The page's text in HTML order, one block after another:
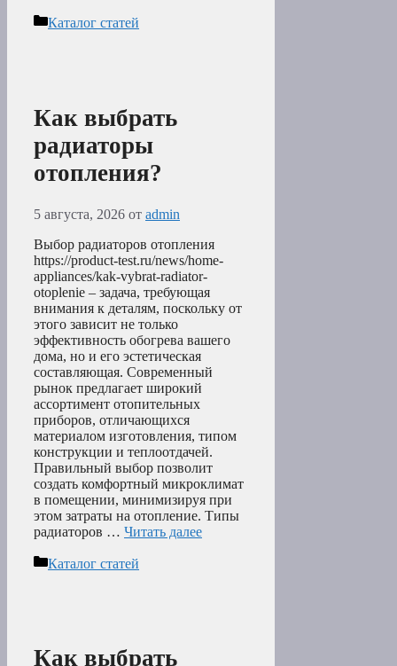
Рубрики
Каталог статей
Как выбрать
радиаторы
отопления?
5 августа, 2026 от admin
Выбор радиаторов отопления
https://product-test.ru/news/home-
appliances/kak-vybrat-radiator-
otoplenie – задача, требующая
внимания к деталям, поскольку от
этого зависит не только
эффективность обогрева вашего
дома, но и его эстетическая
составляющая. Современный
рынок предлагает широкий
ассортимент отопительных
приборов, отличающихся
материалом изготовления, типом
конструкции и теплоотдачей.
Правильный выбор позволит
создать комфортный микроклимат
в помещении, минимизируя при
этом затраты на отопление. Типы
радиаторов … Читать далее
Рубрики
Каталог статей
Как выбрать